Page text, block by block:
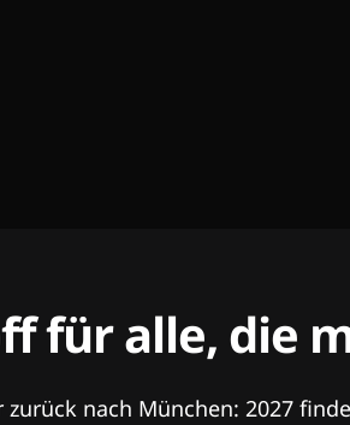
für alle, die
nach München: 2027